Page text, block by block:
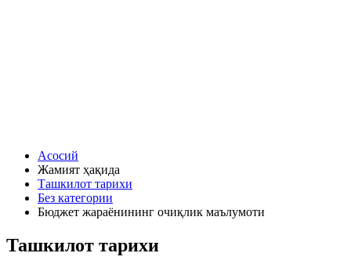
Асосий
Жамият ҳақида
Ташкилот тарихи
Без категории
Бюджет жараёнининг очиқлик маълумоти
Ташкилот тарихи